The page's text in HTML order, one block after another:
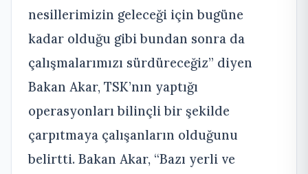
nesillerimizin geleceği için bugüne
kadar olduğu gibi bundan sonra da
çalışmalarımızı sürdüreceğiz” diyen
Bakan Akar, TSK’nın yaptığı
operasyonları bilinçli bir şekilde
çarpıtmaya çalışanların olduğunu
belirtti. Bakan Akar, “Bazı yerli ve